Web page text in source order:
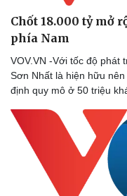
Chốt 18.000 tỷ mở
phía Nam
VOV.VN -Với tốc độ phát
Sơn Nhất là hiện hữu
định quy mô ở 50 triệu